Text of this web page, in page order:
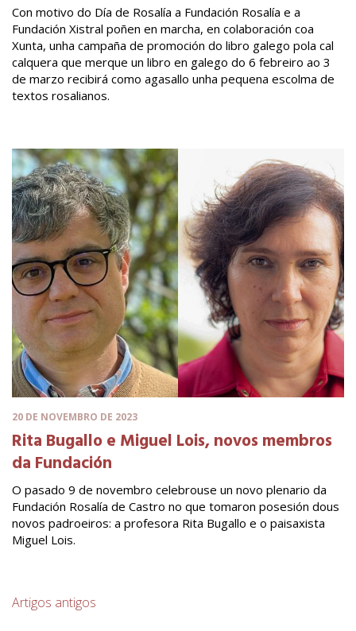
Con motivo do Día de Rosalía a Fundación Rosalía e a
Fundación Xistral poñen en marcha, en colaboración coa
Xunta, unha campaña de promoción do libro galego pola cal
calquera que merque un libro en galego do 6 febreiro ao 3
de marzo recibirá como agasallo unha pequena escolma de
textos rosalianos.
20 DE NOVEMBRO DE 2023
Rita Bugallo e Miguel Lois, novos membros
da Fundación
O pasado 9 de novembro celebrouse un novo plenario da
Fundación Rosalía de Castro no que tomaron posesión dous
novos padroeiros: a profesora Rita Bugallo e o paisaxista
Miguel Lois.
Navegación de entradas
Artigos antigos